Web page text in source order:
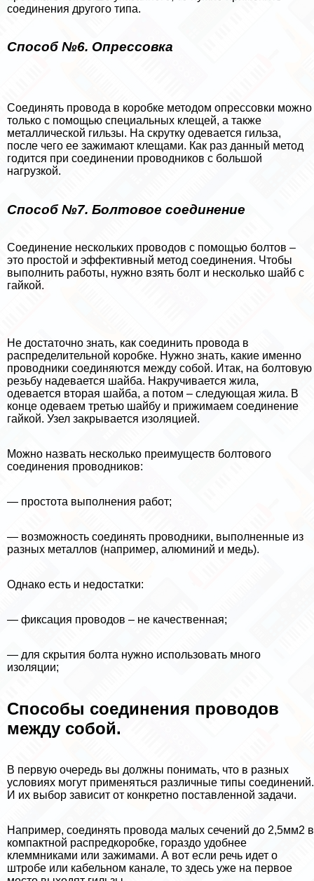
соединения другого типа.
Способ №6. Опрессовка
Соединять провода в коробке методом опрессовки можно
только с помощью специальных клещей, а также
металлической гильзы. На скрутку одевается гильза,
после чего ее зажимают клещами. Как раз данный метод
годится при соединении проводников с большой
нагрузкой.
Способ №7. Болтовое соединение
Соединение нескольких проводов с помощью болтов –
это простой и эффективный метод соединения. Чтобы
выполнить работы, нужно взять болт и несколько шайб с
гайкой.
Не достаточно знать, как соединить провода в
распределительной коробке. Нужно знать, какие именно
проводники соединяются между собой. Итак, на болтовую
резьбу надевается шайба. Накручивается жила,
одевается вторая шайба, а потом – следующая жила. В
конце одеваем третью шайбу и прижимаем соединение
гайкой. Узел закрывается изоляцией.
Можно назвать несколько преимуществ болтового
соединения проводников:
— простота выполнения работ;
— возможность соединять проводники, выполненные из
разных металлов (например, алюминий и медь).
Однако есть и недостатки:
— фиксация проводов – не качественная;
— для скрытия болта нужно использовать много
изоляции;
Способы соединения проводов
между собой.
В первую очередь вы должны понимать, что в разных
условиях могут применяться различные типы соединений.
И их выбор зависит от конкретно поставленной задачи.
Например, соединять провода малых сечений до 2,5мм2 в
компактной распредкоробке, гораздо удобнее
клеммниками или зажимами. А вот если речь идет о
штробе или кабельном канале, то здесь уже на первое